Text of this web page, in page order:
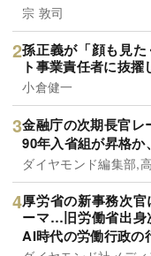
宗 敦司
孫正義が「顔も見
ト事業責任者に抜擢
小倉健一
金融庁の次期長官レ
90年入省組が昇格
ダイヤモンド編集部,
厚労省の新事務次
ーマ…旧労働省出身
AI時代の労働行政の